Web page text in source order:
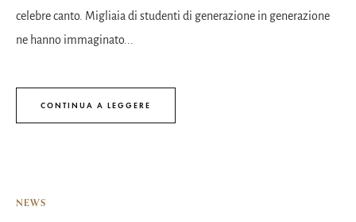
celebre canto. Migliaia di studenti di generazione in generazione
ne hanno immaginato...
CONTINUA A LEGGERE
NEWS